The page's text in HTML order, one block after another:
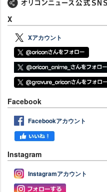
X
Xアカウント
Facebook
Facebookアカウント
Instagram
Instagramアカウント